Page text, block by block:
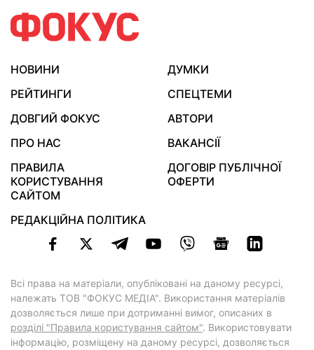
НОВИНИ
ДУМКИ
РЕЙТИНГИ
СПЕЦТЕМИ
ДОВГИЙ ФОКУС
АВТОРИ
ПРО НАС
ВАКАНСІЇ
ПРАВИЛА
КОРИСТУВАННЯ
САЙТОМ
ДОГОВІР ПУБЛІЧНОЇ
ОФЕРТИ
РЕДАКЦІЙНА ПОЛІТИКА
Всі права на матеріали, опубліковані на даному ресурсі,
належать ТОВ "ФОКУС МЕДІА". Використання матеріалів
дозволяється лише при дотриманні вимог, описаних в
розділі "Правила користування сайтом". Використовувати
інформацію, розміщену на даному ресурсі, дозволяється